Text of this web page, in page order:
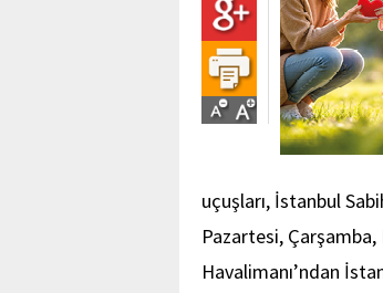
uçuşları, İstanbul
Pazartesi,
Havalimanı’ndan